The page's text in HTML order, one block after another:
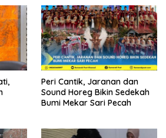
Peri Cantik, Jaranan dan
Sound Horeg Bikin Sedekah
Bumi Mekar Sari Pecah